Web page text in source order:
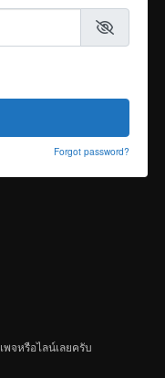
Forgot password?
จหรือไลน์เลยครับ